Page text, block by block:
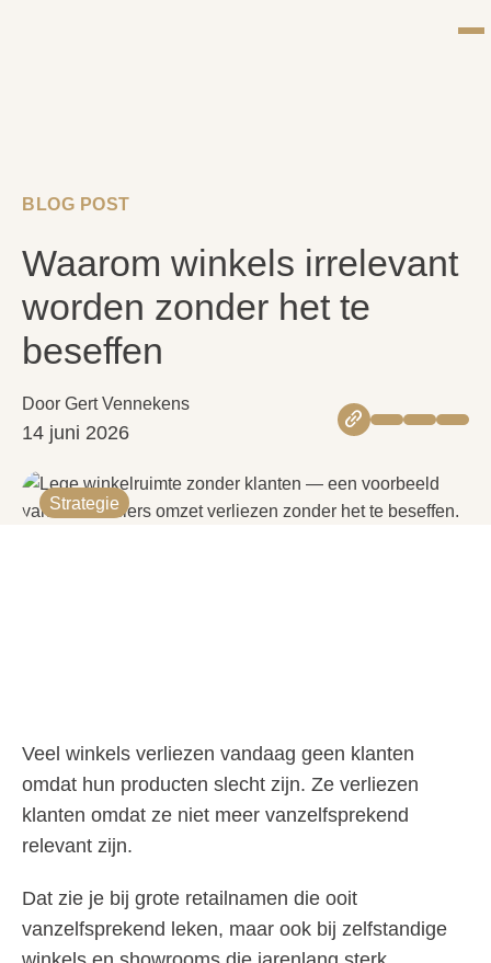
beseffen
BLOG POST
Waarom winkels irrelevant
worden zonder het te
beseffen
Door Gert Vennekens
14 juni 2026
link_2
Strategie
Veel winkels verliezen vandaag geen klanten
omdat hun producten slecht zijn. Ze verliezen
klanten omdat ze niet meer vanzelfsprekend
relevant zijn.
Dat zie je bij grote retailnamen die ooit
vanzelfsprekend leken, maar ook bij zelfstandige